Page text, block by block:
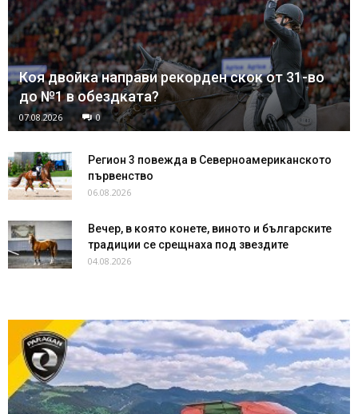
Коя двойка направи рекорден скок от 31-во
до №1 в обездката?
07.08.2026 0
Регион 3 повежда в Северноамериканското
първенство
06.08.2026
Вечер, в която конете, виното и българските
традиции се срещнаха под звездите
04.08.2026